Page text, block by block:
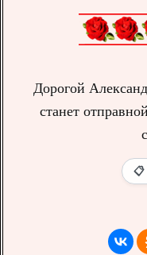
Дорогой
станет
📋